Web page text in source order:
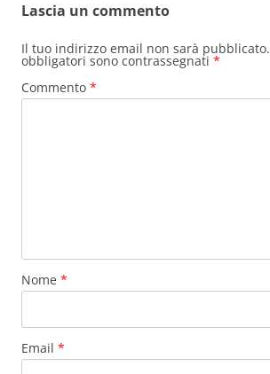
Lascia un commento
Il tuo indirizzo email non sarà pubblicato.
obbligatori sono contrassegnati *
Commento *
Nome *
Email *